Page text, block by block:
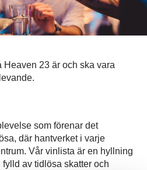
23 är och ska vara
levande.
som förenar det
där hantverket i varje
Vår vinlista är en hyllning
av tidlösa skatter och